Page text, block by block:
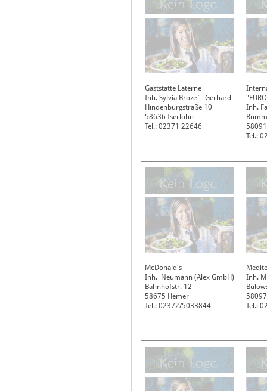
Gaststätte Laterne
Inh. Sylvia Broze´- Gerhard
Hindenburgstraße 10
58636 Iserlohn
Tel.: 02371 22646
Inh.
58091
Tel.:
McDonald's
Inh. Neumann (Alex GmbH)
Bahnhofstr. 12
58675 Hemer
Tel.: 02372/5033844
Inh.
58097
Tel.: